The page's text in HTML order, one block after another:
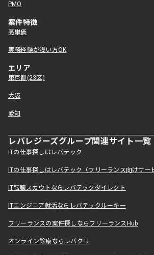
PMO
案件特徴
高単価
実務経験が浅い方OK
エリア
東京都(23区)
大阪
愛知
レバレジーズグループ関連サイト一覧
ITの仕事探しはレバテック
ITの仕事探しはレバテック（フリーランス向けサー
IT転職スカウトならレバテックダイレクト
ITエンジニア就活ならレバテックルーキー
フリーランスの案件探しならフリーランスHub
オンライン診療ならレバクリ